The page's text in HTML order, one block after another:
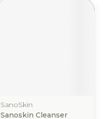
SanoSkin
Sanoskin Cleanser